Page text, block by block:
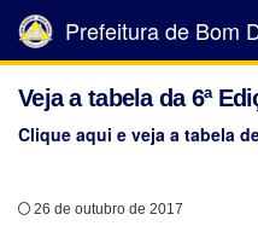
Prefeitura de Bom
Veja a tabela da 6ª
Clique aqui e veja a tabela
26 de outubro de 2017